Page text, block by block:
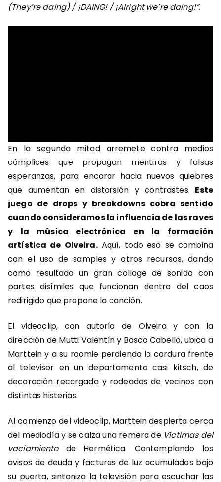
(They’re daing) / ¡DAING! / ¡Alright we’re daing!”.
En la segunda mitad arremete contra medios
cómplices que propagan mentiras y falsas
esperanzas, para encarar hacia nuevos quiebres
que aumentan en distorsión y contrastes. Este
juego de drops y breakdowns cobra sentido
cuando consideramos la influencia de las raves
y la música electrónica en la formación
artística de Olveira.Aquí, todo eso se combina
con el uso de samples y otros recursos, dando
como resultado un gran collage de sonido con
partes disímiles que funcionan dentro del caos
redirigido que propone la canción.
El videoclip, con autoría de Olveira y con la
dirección de Mutti Valentín y Bosco Cabello, ubica a
Marttein y a su roomie perdiendo la cordura frente
al televisor en un departamento casi kitsch, de
decoración recargada y rodeados de vecinos con
distintas histerias.
Al comienzo del videoclip, Marttein despierta cerca
del mediodía y se calza una remera de Víctimas del
vaciamientode Hermética. Contemplando los
avisos de deuda y facturas de luz acumulados bajo
su puerta, sintoniza la televisión para escuchar las